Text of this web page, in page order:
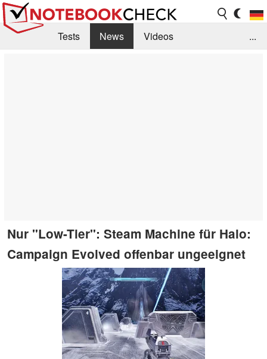
Tests News
Videos
...
Nur "Low-Tier": Steam Machine für Halo:
Campaign Evolved offenbar ungeeignet